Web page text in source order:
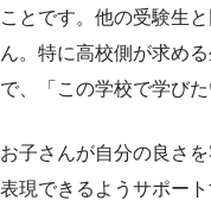
ことです。他の受験生
ん。特に高校側が求め
で、「この学校で学び
お子さんが自分の良さ
表現できるようサポー